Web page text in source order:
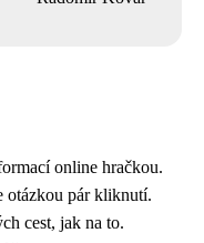
online hračkou.
otázkou pár kliknutí.
cest, jak na to.